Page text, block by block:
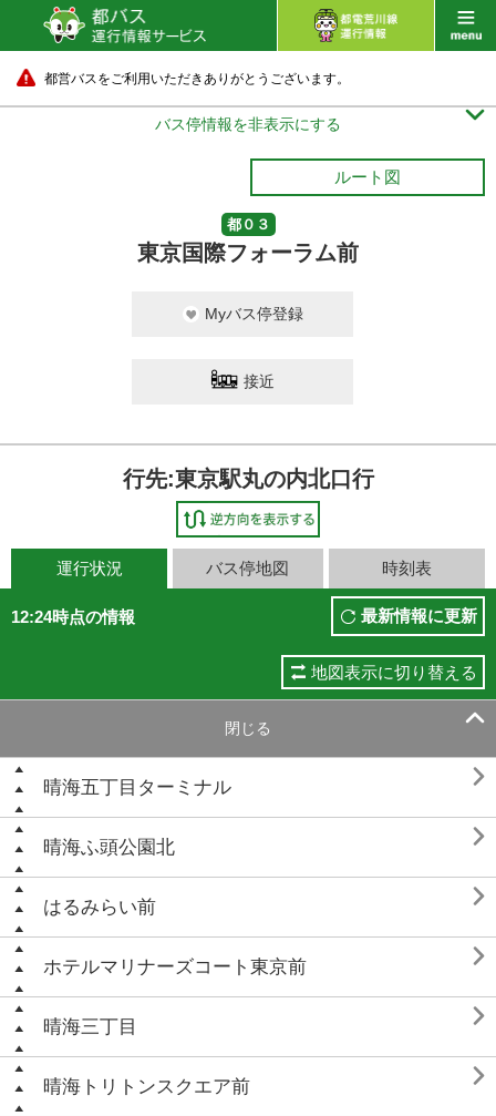
都営バスをご利用いただきありがとうございます。
バス停情報を非表示にする 
ルート図
都０３
東京国際フォーラム前
Myバス停登録
接近
行先:東京駅丸の内北口行
運行状況 バス停地図 時刻表
12:24時点の情報 最新情報に更新
地図表示に切り替える
閉じる 
晴海五丁目ターミナル 
晴海ふ頭公園北 
はるみらい前 
ホテルマリナーズコート東京前 
晴海三丁目 
晴海トリトンスクエア前 